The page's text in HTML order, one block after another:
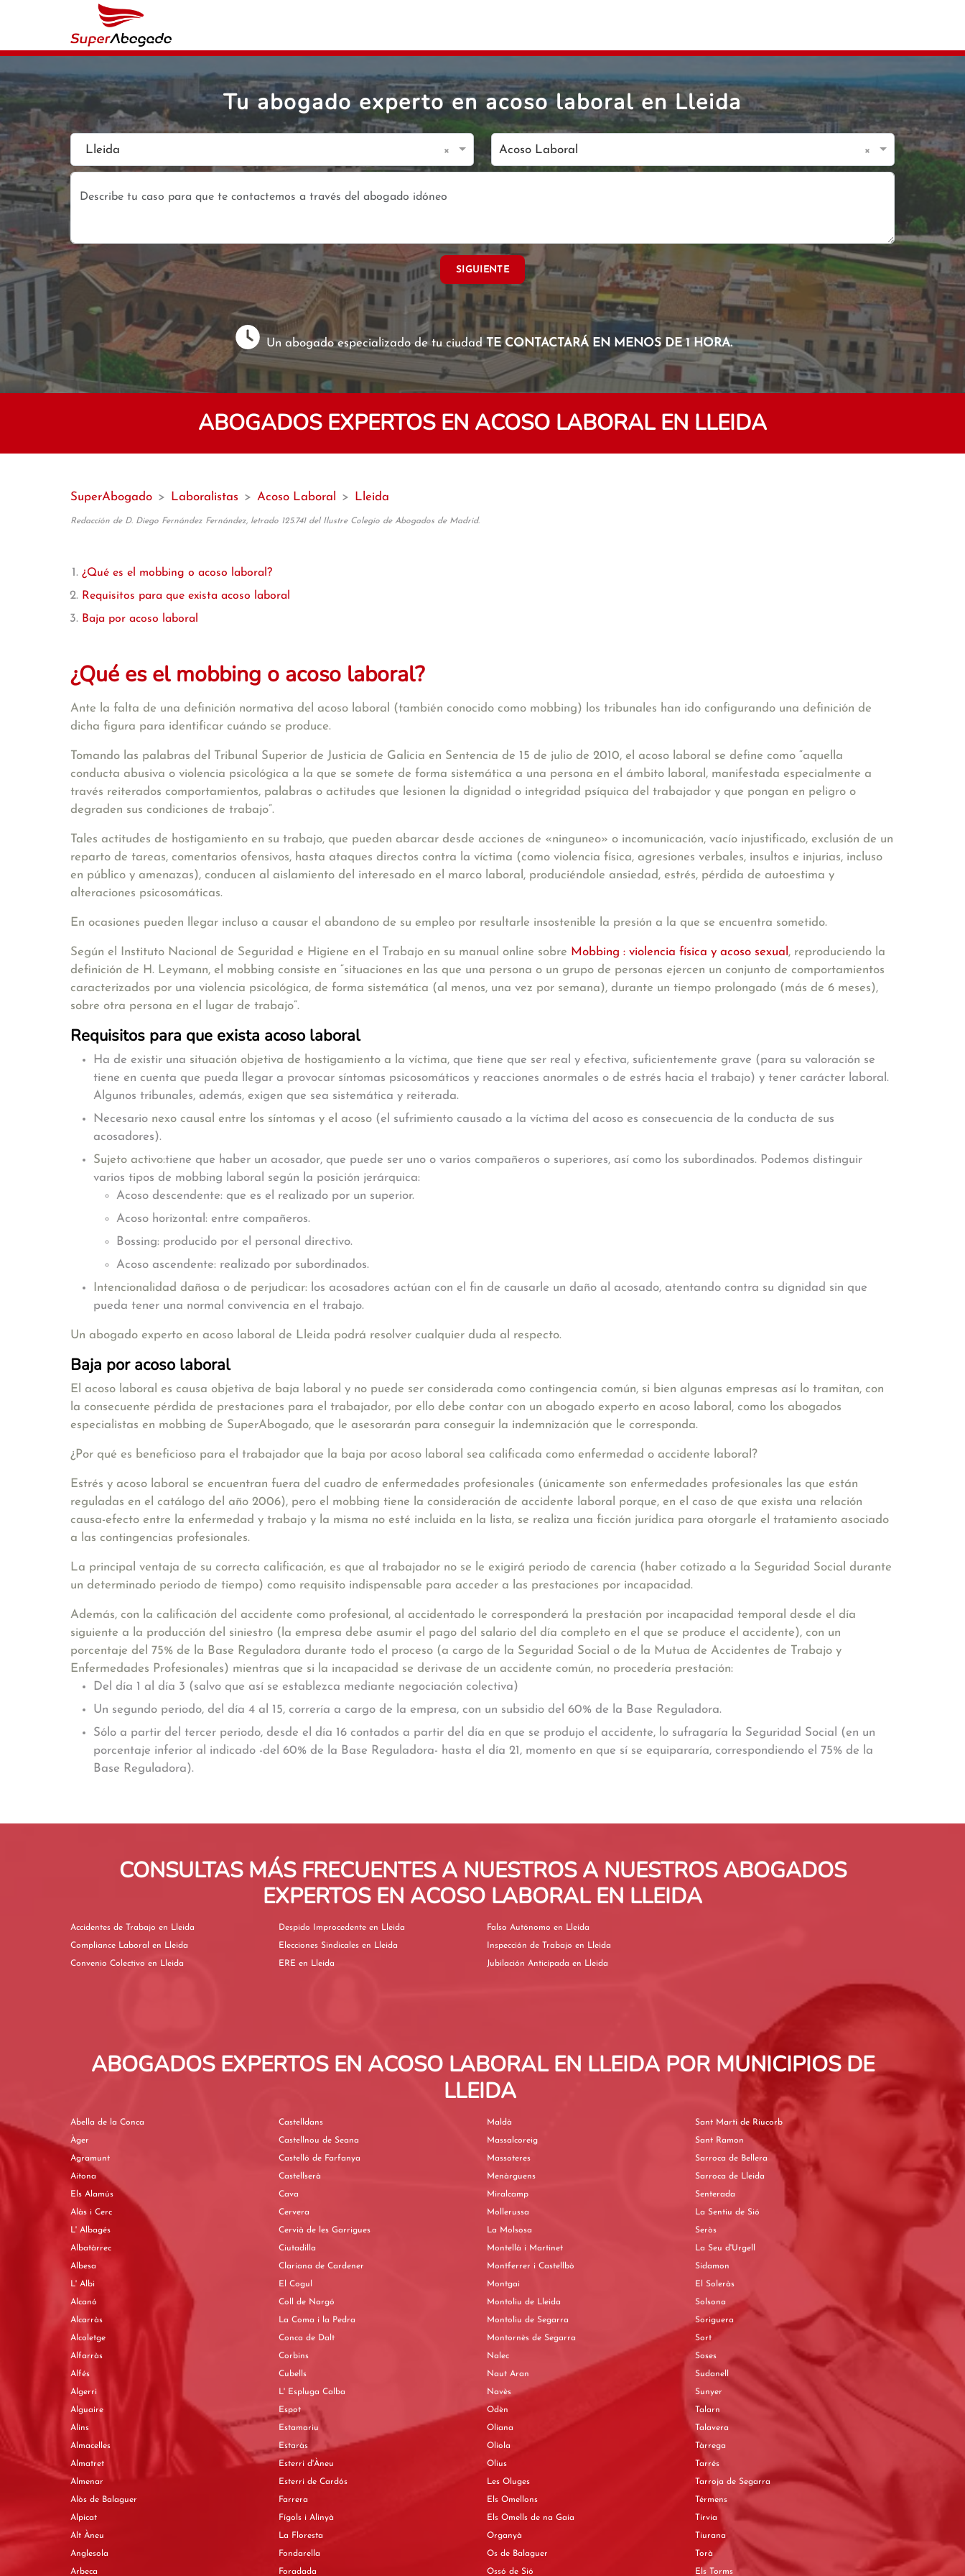
Tu abogado experto en acoso laboral en Lleida
Lleida × Acoso Laboral ×
SIGUIENTE
Un abogado especializado de tu ciudadTE CONTACTARÁ EN MENOS DE 1 HORA.
ABOGADOS EXPERTOS EN ACOSO LABORAL EN LLEIDA
SuperAbogado > Laboralistas > Acoso Laboral > Lleida
Redacción de D. Diego Fernández Fernández, letrado 125.741 del Ilustre Colegio de Abogados de Madrid.
¿Qué es el mobbing o acoso laboral?
Requisitos para que exista acoso laboral
Baja por acoso laboral
¿Qué es el mobbing o acoso laboral?
Ante la falta de una definición normativa del acoso laboral (también conocido como mobbing) los tribunales han ido configurando una definición de
dicha figura para identificar cuándo se produce.
Tomando las palabras del Tribunal Superior de Justicia de Galicia en Sentencia de 15 de julio de 2010, el acoso laboral se define como “aquella
conducta abusiva o violencia psicológica a la que se somete de forma sistemática a una persona en el ámbito laboral, manifestada especialmente a
través reiterados comportamientos, palabras o actitudes que lesionen la dignidad o integridad psíquica del trabajador y que pongan en peligro o
degraden sus condiciones de trabajo”.
Tales actitudes de hostigamiento en su trabajo, que pueden abarcar desde acciones de «ninguneo» o incomunicación, vacío injustificado, exclusión de un
reparto de tareas, comentarios ofensivos, hasta ataques directos contra la víctima (como violencia física, agresiones verbales, insultos e injurias, incluso
en público y amenazas), conducen al aislamiento del interesado en el marco laboral, produciéndole ansiedad, estrés, pérdida de autoestima y
alteraciones psicosomáticas.
En ocasiones pueden llegar incluso a causar el abandono de su empleo por resultarle insostenible la presión a la que se encuentra sometido.
Según el Instituto Nacional de Seguridad e Higiene en el Trabajo en su manual online sobre Mobbing : violencia física y acoso sexual , reproduciendo la
definición de H. Leymann, el mobbing consiste en “situaciones en las que una persona o un grupo de personas ejercen un conjunto de comportamientos
caracterizados por una violencia psicológica, de forma sistemática (al menos, una vez por semana), durante un tiempo prolongado (más de 6 meses),
sobre otra persona en el lugar de trabajo”.
Requisitos para que exista acoso laboral
Ha de existir una situación objetiva de hostigamiento a la víctima, que tiene que ser real y efectiva, suficientemente grave (para su valoración se
tiene en cuenta que pueda llegar a provocar síntomas psicosomáticos y reacciones anormales o de estrés hacia el trabajo) y tener carácter laboral.
Algunos tribunales, además, exigen que sea sistemática y reiterada.
Necesario nexo causal entre los síntomas y el acoso (el sufrimiento causado a la víctima del acoso es consecuencia de la conducta de sus
acosadores).
Sujeto activo:tiene que haber un acosador, que puede ser uno o varios compañeros o superiores, así como los subordinados. Podemos distinguir
varios tipos de mobbing laboral según la posición jerárquica:
Acoso descendente: que es el realizado por un superior.
Acoso horizontal: entre compañeros.
Bossing: producido por el personal directivo.
Acoso ascendente: realizado por subordinados.
Intencionalidad dañosa o de perjudicar: los acosadores actúan con el fin de causarle un daño al acosado, atentando contra su dignidad sin que
pueda tener una normal convivencia en el trabajo.
Un abogado experto en acoso laboral de Lleida podrá resolver cualquier duda al respecto.
Baja por acoso laboral
El acoso laboral es causa objetiva de baja laboral y no puede ser considerada como contingencia común, si bien algunas empresas así lo tramitan, con
la consecuente pérdida de prestaciones para el trabajador, por ello debe contar con un abogado experto en acoso laboral, como los abogados
especialistas en mobbing de SuperAbogado, que le asesorarán para conseguir la indemnización que le corresponda.
¿Por qué es beneficioso para el trabajador que la baja por acoso laboral sea calificada como enfermedad o accidente laboral?
Estrés y acoso laboral se encuentran fuera del cuadro de enfermedades profesionales (únicamente son enfermedades profesionales las que están
reguladas en el catálogo del año 2006), pero el mobbing tiene la consideración de accidente laboral porque, en el caso de que exista una relación
causa-efecto entre la enfermedad y trabajo y la misma no esté incluida en la lista, se realiza una ficción jurídica para otorgarle el tratamiento asociado
a las contingencias profesionales.
La principal ventaja de su correcta calificación, es que al trabajador no se le exigirá periodo de carencia (haber cotizado a la Seguridad Social durante
un determinado periodo de tiempo) como requisito indispensable para acceder a las prestaciones por incapacidad.
Además, con la calificación del accidente como profesional, al accidentado le corresponderá la prestación por incapacidad temporal desde el día
siguiente a la producción del siniestro (la empresa debe asumir el pago del salario del día completo en el que se produce el accidente), con un
porcentaje del 75% de la Base Reguladora durante todo el proceso (a cargo de la Seguridad Social o de la Mutua de Accidentes de Trabajo y
Enfermedades Profesionales) mientras que si la incapacidad se derivase de un accidente común, no procedería prestación:
Del día 1 al día 3 (salvo que así se establezca mediante negociación colectiva)
Un segundo periodo, del día 4 al 15, correría a cargo de la empresa, con un subsidio del 60% de la Base Reguladora.
Sólo a partir del tercer periodo, desde el día 16 contados a partir del día en que se produjo el accidente, lo sufragaría la Seguridad Social (en un
porcentaje inferior al indicado -del 60% de la Base Reguladora- hasta el día 21, momento en que sí se equipararía, correspondiendo el 75% de la
Base Reguladora).
CONSULTAS MÁS FRECUENTES A NUESTROS A NUESTROS ABOGADOS
EXPERTOS EN ACOSO LABORAL EN LLEIDA
Accidentes de Trabajo en Lleida
Compliance Laboral en Lleida
Convenio Colectivo en Lleida
Despido Improcedente en Lleida
Elecciones Sindicales en Lleida
ERE en Lleida
Falso Autónomo en Lleida
Inspección de Trabajo en Lleida
Jubilación Anticipada en Lleida
ABOGADOS EXPERTOS EN ACOSO LABORAL EN LLEIDA POR MUNICIPIOS DE
LLEIDA
Abella de la Conca
Àger
Agramunt
Aitona
Els Alamús
Alàs i Cerc
L' Albagés
Albatàrrec
Albesa
L' Albi
Alcanó
Alcarràs
Alcoletge
Alfarràs
Alfés
Algerri
Alguaire
Alins
Almacelles
Almatret
Almenar
Alòs de Balaguer
Alpicat
Alt Àneu
Anglesola
Arbeca
Castelldans
Castellnou de Seana
Castelló de Farfanya
Castellserà
Cava
Cervera
Cervià de les Garrigues
Ciutadilla
Clariana de Cardener
El Cogul
Coll de Nargó
La Coma i la Pedra
Conca de Dalt
Corbins
Cubells
L' Espluga Calba
Espot
Estamariu
Estaràs
Esterri d'Àneu
Esterri de Cardós
Farrera
Fígols i Alinyà
La Floresta
Fondarella
Foradada
Maldà
Massalcoreig
Massoteres
Menàrguens
Miralcamp
Mollerussa
La Molsosa
Montellà i Martinet
Montferrer i Castellbò
Montgai
Montoliu de Lleida
Montoliu de Segarra
Montornès de Segarra
Nalec
Naut Aran
Navès
Odèn
Oliana
Oliola
Olius
Les Oluges
Els Omellons
Els Omells de na Gaia
Organyà
Os de Balaguer
Ossó de Sió
Sant Martí de Riucorb
Sant Ramon
Sarroca de Bellera
Sarroca de Lleida
Senterada
La Sentiu de Sió
Seròs
La Seu d'Urgell
Sidamon
El Soleràs
Solsona
Soriguera
Sort
Soses
Sudanell
Sunyer
Talarn
Talavera
Tàrrega
Tarrés
Tarroja de Segarra
Térmens
Tírvia
Tiurana
Torà
Els Torms